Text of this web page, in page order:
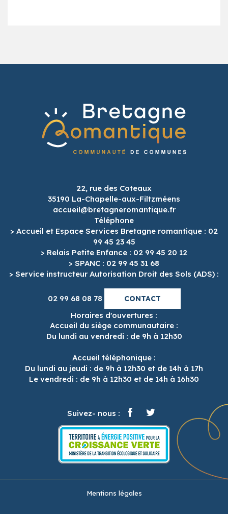
22, rue des Coteaux
35190 La-Chapelle-aux-Filtzméens
accueil@bretagneromantique.fr
Téléphone
> Accueil et Espace Services Bretagne romantique : 02
99 45 23 45
> Relais Petite Enfance : 02 99 45 20 12
> SPANC : 02 99 45 31 68
> Service instructeur Autorisation Droit des Sols (ADS) :
02 99 68 08 78 CONTACT
Horaires d'ouvertures :
Accueil du siège communautaire :
Du lundi au vendredi : de 9h à 12h30
Accueil téléphonique :
Du lundi au jeudi : de 9h à 12h30 et de 14h à 17h
Le vendredi : de 9h à 12h30 et de 14h à 16h30
Suivez- nous :
Mentions légales